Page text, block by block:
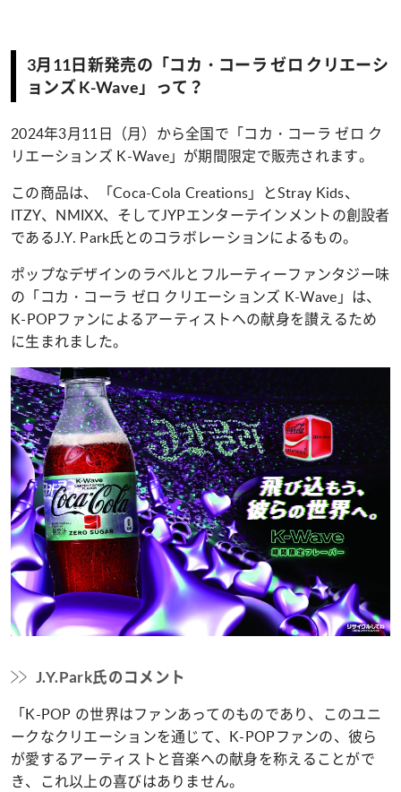
3月11日新発売の「コカ・コーラ ゼロ クリエーシ
ョンズ K-Wave」って？
2024年3月11日（月）から全国で「コカ・コーラ ゼロ ク
リエーションズ K-Wave」が期間限定で販売されます。
この商品は、「Coca-Cola Creations」とStray Kids、
ITZY、NMIXX、そしてJYPエンターテインメントの創設者
であるJ.Y. Park氏とのコラボレーションによるもの。
ポップなデザインのラベルとフルーティーファンタジー味
の「コカ・コーラ ゼロ クリエーションズ K-Wave」は、
K-POPファンによるアーティストへの献身を讃えるため
に生まれました。
J.Y.Park氏のコメント
「K-POP の世界はファンあってのものであり、このユニ
ークなクリエーションを通じて、K-POPファンの、彼ら
が愛するアーティストと音楽への献身を称えることがで
き、これ以上の喜びはありません。